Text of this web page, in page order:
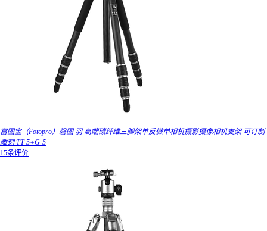
富图宝（Fotopro）磐图·羽 高端碳纤维三脚架单反微单相机摄影摄像相机支架 可订制
雕刻 TT-5+G-5
15条评价